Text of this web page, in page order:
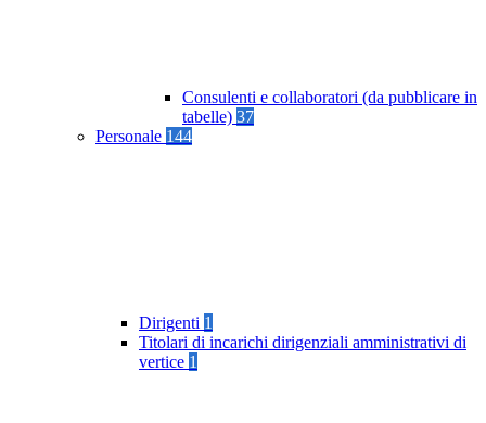
Consulenti e collaboratori (da pubblicare in
tabelle) 37
Personale 144
Dirigenti 1
Titolari di incarichi dirigenziali amministrativi di
vertice 1